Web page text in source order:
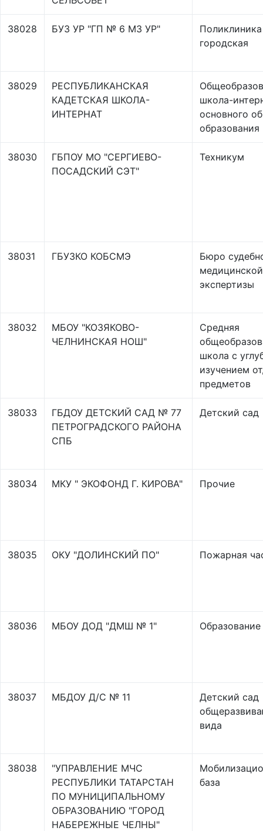
38028 БУЗ УР "ГП № 6 МЗ УР"
Поликлиника
городская
38029
РЕСПУБЛИКАНСКАЯ
КАДЕТСКАЯ ШКОЛА-
ИНТЕРНАТ
школа-
основного
образования
38030
ГБПОУ МО "СЕРГИЕВО-
ПОСАДСКИЙ СЭТ"
Техникум
38031 ГБУЗКО КОБСМЭ
Бюро
медицинской
экспертизы
38032
МБОУ "КОЗЯКОВО-
ЧЕЛНИНСКАЯ НОШ"
Средняя
школа с
изучением
предметов
38033
ГБДОУ ДЕТСКИЙ САД № 77
ПЕТРОГРАДСКОГО РАЙОНА
СПБ
Детский сад
38034 МКУ " ЭКОФОНД Г. КИРОВА" Прочие
38035 ОКУ "ДОЛИНСКИЙ ПО" Пожарная
38036 МБОУ ДОД "ДМШ № 1" Образование
38037 МБДОУ Д/С № 11
Детский сад
вида
38038
"УПРАВЛЕНИЕ МЧС
РЕСПУБЛИКИ ТАТАРСТАН
ПО МУНИЦИПАЛЬНОМУ
ОБРАЗОВАНИЮ "ГОРОД
НАБЕРЕЖНЫЕ ЧЕЛНЫ"
база